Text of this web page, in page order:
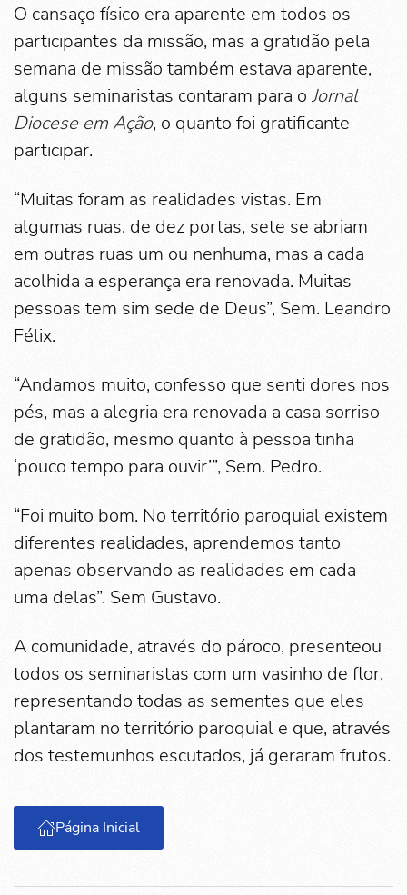
O cansaço físico era aparente em todos os
participantes da missão, mas a gratidão pela
semana de missão também estava aparente,
alguns seminaristas contaram para o Jornal
Diocese em Ação, o quanto foi gratificante
participar.
“Muitas foram as realidades vistas. Em
algumas ruas, de dez portas, sete se abriam
em outras ruas um ou nenhuma, mas a cada
acolhida a esperança era renovada. Muitas
pessoas tem sim sede de Deus”, Sem. Leandro
Félix.
“Andamos muito, confesso que senti dores nos
pés, mas a alegria era renovada a casa sorriso
de gratidão, mesmo quanto à pessoa tinha
‘pouco tempo para ouvir’”, Sem. Pedro.
“Foi muito bom. No território paroquial existem
diferentes realidades, aprendemos tanto
apenas observando as realidades em cada
uma delas”. Sem Gustavo.
A comunidade, através do pároco, presenteou
todos os seminaristas com um vasinho de flor,
representando todas as sementes que eles
plantaram no território paroquial e que, através
dos testemunhos escutados, já geraram frutos.
Página Inicial